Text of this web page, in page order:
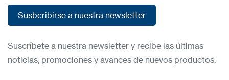
Susbcribirse a nuestra newsletter
Suscríbete a nuestra newsletter y recibe las últimas
noticias, promociones y avances de nuevos productos.